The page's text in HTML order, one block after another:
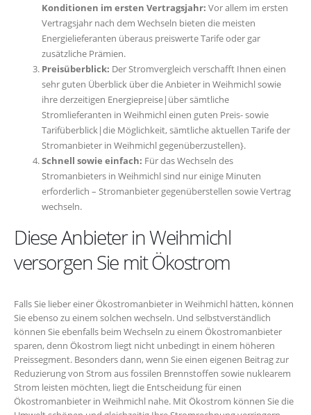
Konditionen im ersten Vertragsjahr: Vor allem im ersten
Vertragsjahr nach dem Wechseln bieten die meisten
Energielieferanten überaus preiswerte Tarife oder gar
zusätzliche Prämien.
Preisüberblick: Der Stromvergleich verschafft Ihnen einen
sehr guten Überblick über die Anbieter in Weihmichl sowie
ihre derzeitigen Energiepreise|über sämtliche
Stromlieferanten in Weihmichl einen guten Preis- sowie
Tarifüberblick|die Möglichkeit, sämtliche aktuellen Tarife der
Stromanbieter in Weihmichl gegenüberzustellen}.
Schnell sowie einfach: Für das Wechseln des
Stromanbieters in Weihmichl sind nur einige Minuten
erforderlich – Stromanbieter gegenüberstellen sowie Vertrag
wechseln.
Diese Anbieter in Weihmichl
versorgen Sie mit Ökostrom
Falls Sie lieber einer Ökostromanbieter in Weihmichl hätten, können
Sie ebenso zu einem solchen wechseln. Und selbstverständlich
können Sie ebenfalls beim Wechseln zu einem Ökostromanbieter
sparen, denn Ökostrom liegt nicht unbedingt in einem höheren
Preissegment. Besonders dann, wenn Sie einen eigenen Beitrag zur
Reduzierung von Strom aus fossilen Brennstoffen sowie nuklearem
Strom leisten möchten, liegt die Entscheidung für einen
Ökostromanbieter in Weihmichl nahe. Mit Ökostrom können Sie die